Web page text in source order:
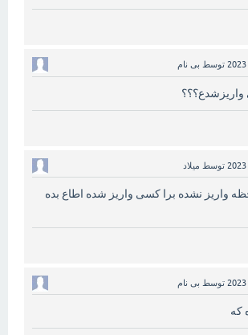
توسط بی نام
توسط میلاد
واریز نشده برا کسی واریز شده اطاع بده
توسط بی نام
که